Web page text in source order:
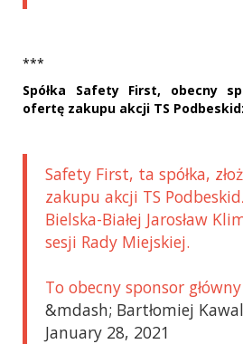
***
Spółka Safety First, obecny
ofertę zakupu akcji TS
Safety First, ta spółka,
zakupu akcji TS
Bielska-Białej Jarosław
sesji Rady Miejskiej.
To obecny sponsor
&mdash; Bartłomiej
January 28, 2021